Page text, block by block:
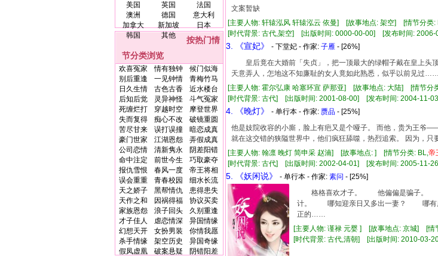
美国
英国
法国
澳洲
德国
意大利
加拿大
新加坡
日本
韩国
其他
按热门情
节分类浏览
欢喜冤家 情有独钟
候门似海
别后重逢
一见钟情
青梅竹马
日久生情
古色古香
近水楼台
后知后觉
灵异神怪
斗气冤家
死缠烂打
穿越时空
摩登世界
失而复得
痴心不改
破镜重圆
苦尽甘来
误打误撞
暗恋成真
豪门世家
江湖恩怨
弄假成真
公司恋情
清新隽永
阴差阳错
命中注定
前世今生
巧取豪夺
报仇雪恨
春风一度
帝王将相
误会重重
青春校园
细水长流
天之娇子
黑帮情仇
患得患失
天作之和
因祸得福
协议买卖
家族恩怨
浪子回头
久别重逢
才子佳人
虐恋情深
异国情缘
幻想天开
女扮男装
你情我愿
杀手情缘
架空历史
异国奇缘
假凤虚凰
破案悬疑
阴错阳差
文案暂缺
[主要人物: 轩辕泓风 轩辕泓云 依曼] [故事地点: 架空] [情节分类:
[时代背景: 古代,架空] [出版时间: 0000-00-00] [发布时间:
3. 《宣妃》 - 下堂妃 - 作家: 子雁 - [26%]
皇后竟在大婚前「失贞」，把一顶最大的绿帽子戴在皇上头
天意弄人，怎地这不知廉耻的女人竟如此熟悉，似乎以前见过……
[主要人物: 霍尔弘康 哈塞环宣 萨那亚] [故事地点: 大陆] [情节分
[时代背景: 古代] [出版时间: 2001-08-00] [发布时间: 2004-
4. 《晚灯》 - 单行本 - 作家: 赝品 - [25%]
他是妓院收容的小廝，脸上有疤又是个哑子。 而他，贵为王爷
就在这交错的狭隘世界中，他们疯狂舔噬，热烈追索。 因为，
[主要人物: 翰凛 晚灯 简申采 赵湳] [故事地点: ] [情节分类: BL,帝
[时代背景: 古代] [出版时间: 2002-04-01] [发布时间: 2005-
5. 《妖闲说》 - 单行本 - 作家: 素问 - [25%]
格格喜欢才子。 他偏偏是骗子。
计。 哪知迎亲日又多出一妻？ 哪有
正的……
[主要人物: 谨禄 元婴 ] [故事地点: 京城] [情
[时代背景: 古代,清朝] [出版时间: 2010-